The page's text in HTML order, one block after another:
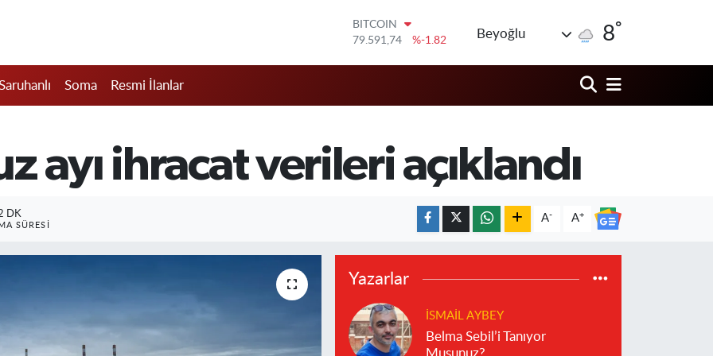
DOLAR
45,43620
%0.02
61,60380
%0.18
BİST100
14.598,00
%0
BITCOIN
Beyoğlu 8°
Soma Resmi İlanlar
ayı ihracat verileri açıklandı
DK
SÜRESI
A- A+
Yazarlar
İSMAIL AYBEY
Belma Sebil’i Tanıyor